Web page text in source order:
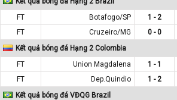
FT
Botafogo/SP 1 - 2
FT
Cruzeiro/MG 0 - 0
Kết quả bóng đá Hạng 2 Colombia
FT
Union Magdalena 1 - 1
FT
Dep.Quindio 1 - 2
Kết quả bóng đá VĐQG Brazil